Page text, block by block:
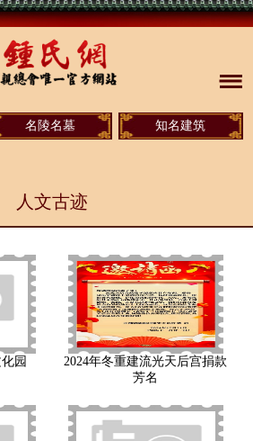
名陵名墓 知名建筑
人文古迹
园
2024年冬重建流光天后宫捐款
芳名